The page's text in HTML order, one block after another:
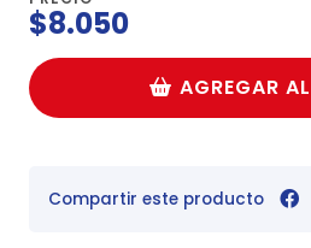
$8.050
AGREGAR
Compartir este producto